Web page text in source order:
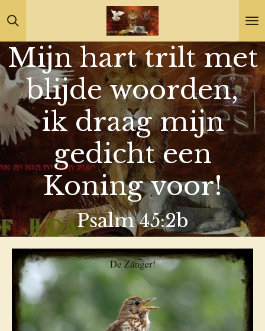
Ga
direct
naar
de
hoofdinhoud
Mijn hart trilt met
blijde woorden,
ik draag mijn
gedicht een
Koning voor!
Psalm 45:2b